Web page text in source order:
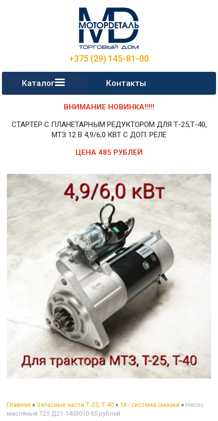
+375 (29) 145-81-00
Каталог Контакты
ВНИМАНИЕ НОВИНКА!!!!!
СТАРТЕР С ПЛАНЕТАРНЫМ РЕДУКТОРОМ ДЛЯ Т-25,Т-40,
МТЗ 12 В 4,9/6,0 КВТ С ДОП. РЕЛЕ
ЦЕНА 485 РУБЛЕЙ
Главная » Запасные части Т-25, Т-40 » 14 - система смазки » Насос
масляный Т25 Д21-1403010 65 рублей